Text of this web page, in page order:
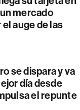
mercado
auge de las
se dispara y va
día desde
el repunte